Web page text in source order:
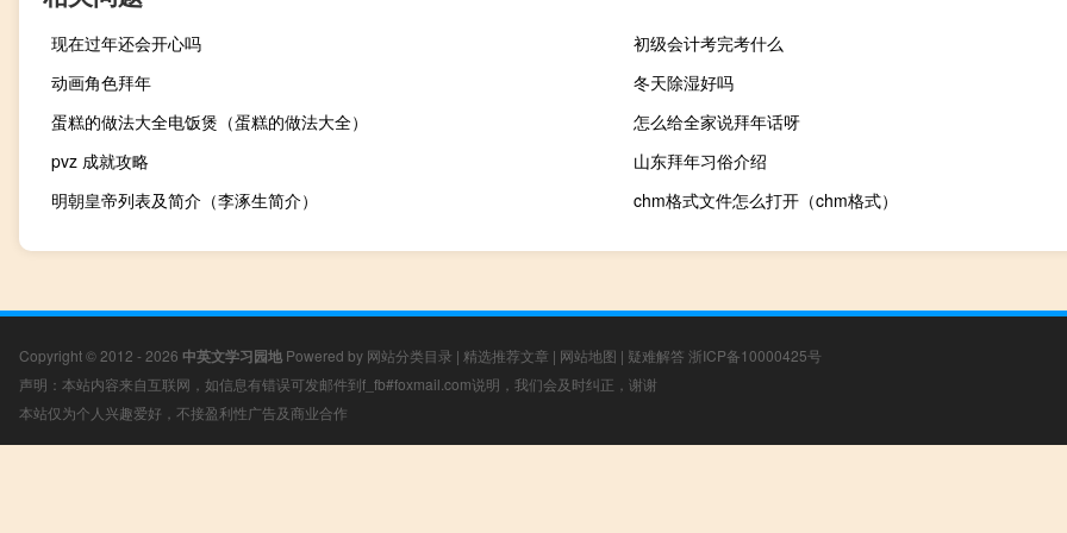
现在过年还会开心吗
初级会计考完考什么
动画角色拜年
冬天除湿好吗
蛋糕的做法大全电饭煲（蛋糕的做法大全）
怎么给全家说拜年话呀
pvz 成就攻略
山东拜年习俗介绍
明朝皇帝列表及简介（李涿生简介）
chm格式文件怎么打开（chm格式）
Copyright © 2012 - 2026 中英文学习园地 Powered by 网站分类目录 | 精选推荐文章 | 网站地图 | 疑难解答 浙ICP备10000425号
声明：本站内容来自互联网，如信息有错误可发邮件到f_fb#foxmail.com说明，我们会及时纠正，谢谢
本站仅为个人兴趣爱好，不接盈利性广告及商业合作